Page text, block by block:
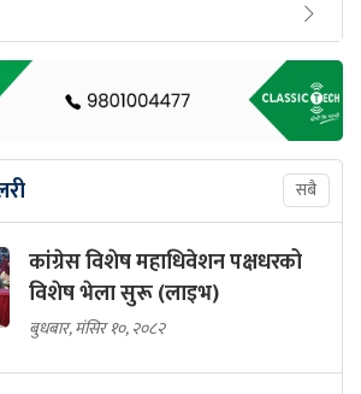
सबै
कांग्रेस विशेष महाधिवेशन पक्षधरको
विशेष भेला सुरू (लाइभ)
बुधबार, मंसिर १०, २०८२